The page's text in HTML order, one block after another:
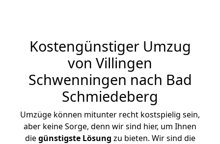
Kostengünstiger Umzug
von Villingen
Schwenningen nach Bad
Schmiedeberg
Umzüge können mitunter recht kostspielig sein,
aber keine Sorge, denn wir sind hier, um Ihnen
diegünstigste Lösung zu bieten. Wir sind die